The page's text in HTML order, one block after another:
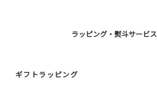
ラッピング・熨斗サービス
ギフトラッピング